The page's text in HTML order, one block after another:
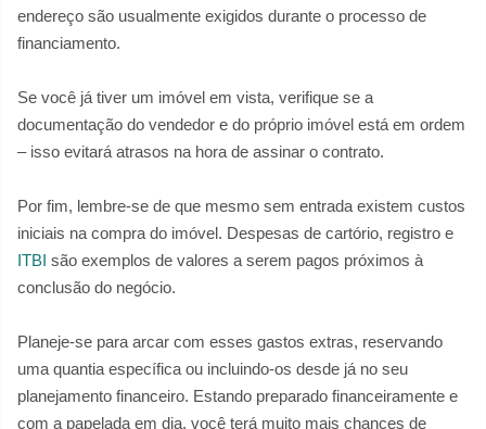
endereço são usualmente exigidos durante o processo de
financiamento.
Se você já tiver um imóvel em vista, verifique se a
documentação do vendedor e do próprio imóvel está em ordem
– isso evitará atrasos na hora de assinar o contrato.
Por fim, lembre-se de que mesmo sem entrada existem custos
iniciais na compra do imóvel. Despesas de cartório, registro e
ITBI são exemplos de valores a serem pagos próximos à
conclusão do negócio.
Planeje-se para arcar com esses gastos extras, reservando
uma quantia específica ou incluindo-os desde já no seu
planejamento financeiro. Estando preparado financeiramente e
com a papelada em dia, você terá muito mais chances de